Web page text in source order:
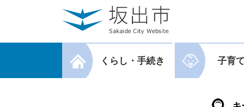
メニューを閉じる
くらし・手続き 子育